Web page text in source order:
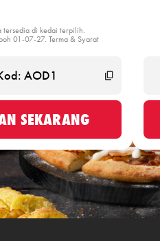
tersedia di kedai terpilih.
01-07-27. Terma & Syarat
SEKARANG